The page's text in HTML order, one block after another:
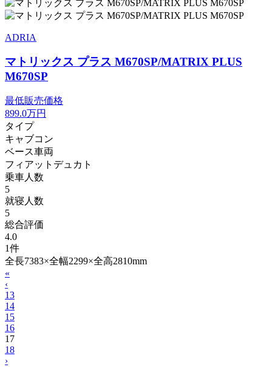
ADRIA
マトリックス プラス M670SP/MATRIX PLUS
M670SP
最低販売価格
899.0万円
タイプ
キャブコン
ベース車両
フィアットデュカト
乗車人数
5
就寝人数
5
総合評価
4.0
1件
全長7383×全幅2299×全高2810mm
«
‹
13
14
15
16
17
18
›